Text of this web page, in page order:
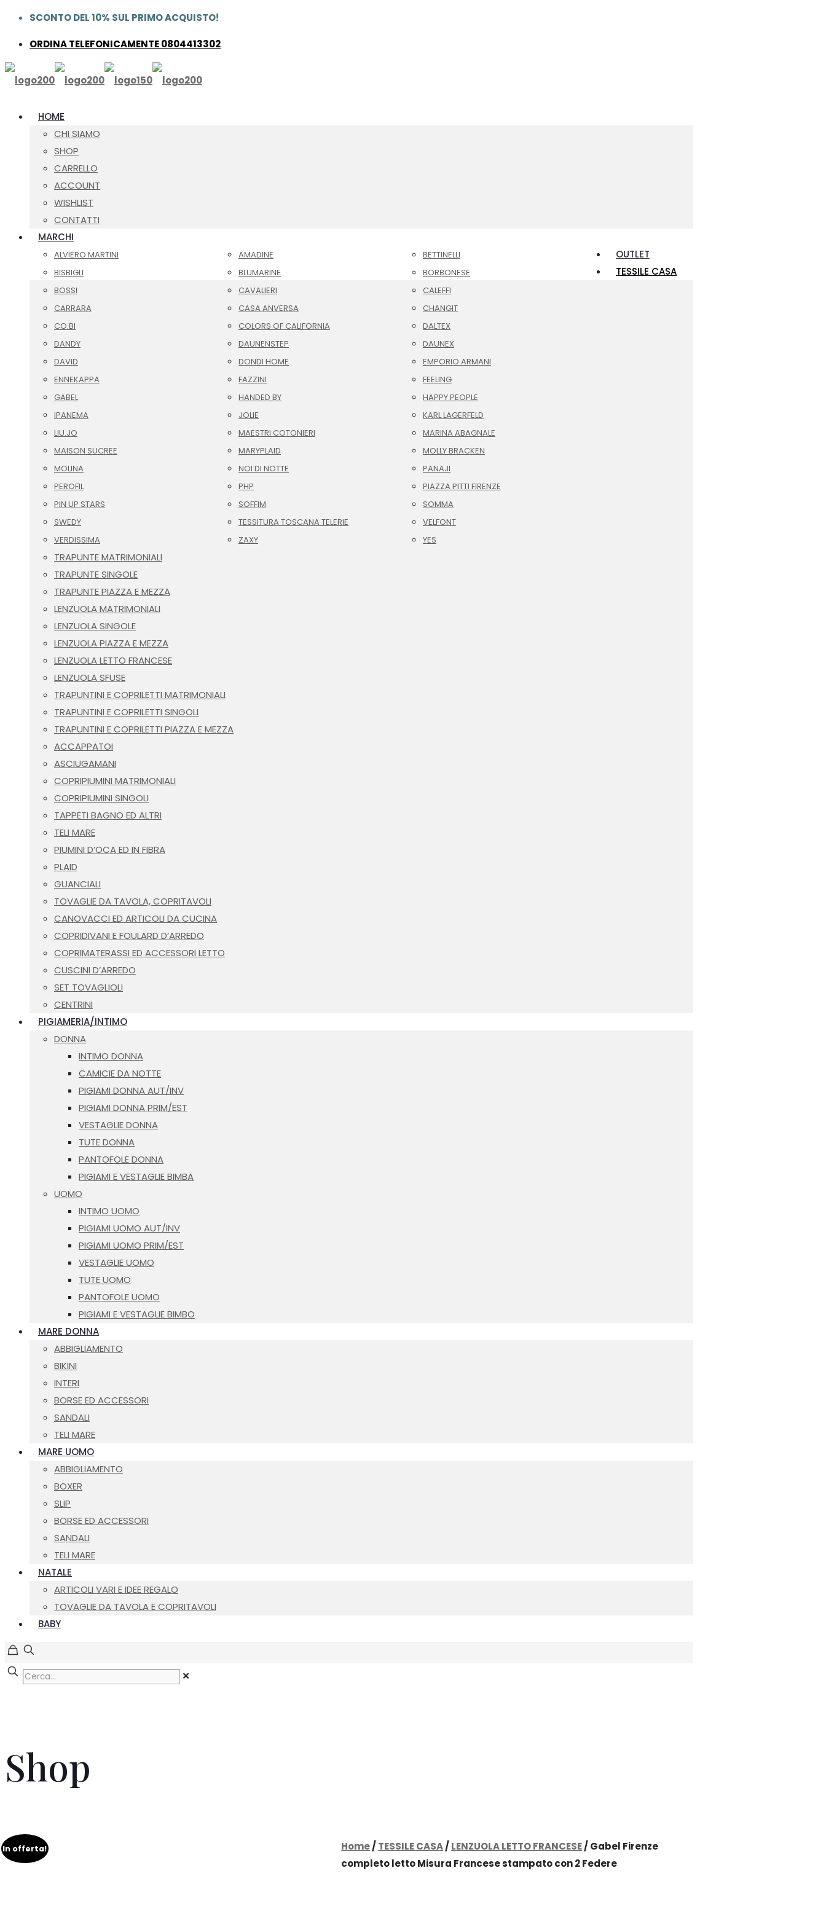
SCONTO DEL 10% SUL PRIMO ACQUISTO!
ORDINA TELEFONICAMENTE 0804413302
HOME
CHI SIAMO
SHOP
CARRELLO
ACCOUNT
WISHLIST
CONTATTI
MARCHI
ALVIERO MARTINI AMADINE
BETTINELLI
BISBIGLI
BLUMARINE
BORBONESE
BOSSI
CAVALIERI
CALEFFI
CARRARA
CASA ANVERSA
CHANGIT
CO.BI
COLORS OF CALIFORNIA
DALTEX
DANDY
DAUNENSTEP
DAUNEX
DAVID
DONDI HOME
EMPORIO ARMANI
ENNEKAPPA
FAZZINI
FEELING
GABEL
HANDED BY
HAPPY PEOPLE
IPANEMA
JOLIE
KARL LAGERFELD
LIU.JO
MAESTRI COTONIERI
MARINA ABAGNALE
MAISON SUCREE
MARYPLAID
MOLLY BRACKEN
MOLINA
NOI DI NOTTE
PANAJI
PEROFIL
PHP
PIAZZA PITTI FIRENZE
PIN UP STARS
SOFFIM
SOMMA
SWEDY
TESSITURA TOSCANA TELERIE
VELFONT
VERDISSIMA
ZAXY YES
OUTLET
TESSILE CASA
TRAPUNTE MATRIMONIALI
TRAPUNTE SINGOLE
TRAPUNTE PIAZZA E MEZZA
LENZUOLA MATRIMONIALI
LENZUOLA SINGOLE
LENZUOLA PIAZZA E MEZZA
LENZUOLA LETTO FRANCESE
LENZUOLA SFUSE
TRAPUNTINI E COPRILETTI MATRIMONIALI
TRAPUNTINI E COPRILETTI SINGOLI
TRAPUNTINI E COPRILETTI PIAZZA E MEZZA
ACCAPPATOI
ASCIUGAMANI
COPRIPIUMINI MATRIMONIALI
COPRIPIUMINI SINGOLI
TAPPETI BAGNO ED ALTRI
TELI MARE
PIUMINI D’OCA ED IN FIBRA
PLAID
GUANCIALI
TOVAGLIE DA TAVOLA, COPRITAVOLI
CANOVACCI ED ARTICOLI DA CUCINA
COPRIDIVANI E FOULARD D’ARREDO
COPRIMATERASSI ED ACCESSORI LETTO
CUSCINI D’ARREDO
SET TOVAGLIOLI
CENTRINI
PIGIAMERIA/INTIMO
DONNA
INTIMO DONNA
CAMICIE DA NOTTE
PIGIAMI DONNA AUT/INV
PIGIAMI DONNA PRIM/EST
VESTAGLIE DONNA
TUTE DONNA
PANTOFOLE DONNA
PIGIAMI E VESTAGLIE BIMBA
UOMO
INTIMO UOMO
PIGIAMI UOMO AUT/INV
PIGIAMI UOMO PRIM/EST
VESTAGLIE UOMO
TUTE UOMO
PANTOFOLE UOMO
PIGIAMI E VESTAGLIE BIMBO
MARE DONNA
ABBIGLIAMENTO
BIKINI
INTERI
BORSE ED ACCESSORI
SANDALI
TELI MARE
MARE UOMO
ABBIGLIAMENTO
BOXER
SLIP
BORSE ED ACCESSORI
SANDALI
TELI MARE
NATALE
ARTICOLI VARI E IDEE REGALO
TOVAGLIE DA TAVOLA E COPRITAVOLI
BABY
✕
Shop
In offerta! Home/ TESSILE CASA/ LENZUOLA LETTO FRANCESE/ Gabel Firenze
completo letto Misura Francese stampato con 2 Federe